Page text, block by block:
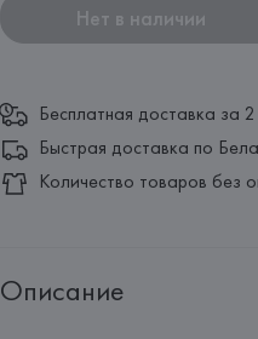
Нет в наличии
Бесплатная доставка за
Быстрая доставка по
Количество товаров без
Описание